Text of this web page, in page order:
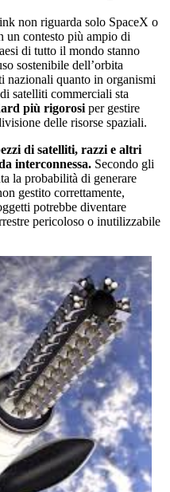
non riguarda solo SpaceX o
un contesto più ampio di
di tutto il mondo stanno
sostenibile dell’orbita
nazionali quanto in organismi
satelliti commerciali sta
più rigorosi per gestire
delle risorse spaziali.
di satelliti, razzi e altri
interconnessa. Secondo gli
la probabilità di generare
gestito correttamente,
potrebbe diventare
pericoloso o inutilizzabile